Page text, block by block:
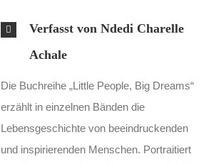
Verfasst von Ndedi Charelle
Achale
Die Buchreihe „Little People, Big Dreams“
erzählt in einzelnen Bänden die
Lebensgeschichte von beeindruckenden
und inspirierenden Menschen. Portraitiert